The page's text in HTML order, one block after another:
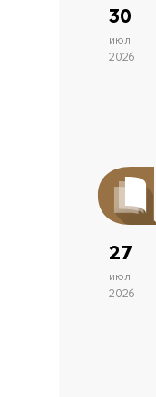
30
июл
2026
27
июл
2026